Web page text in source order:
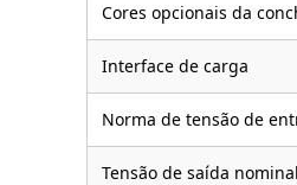
Cores opcionais da
Interface de carga
Norma de tensão de
Tensão de saída nominal